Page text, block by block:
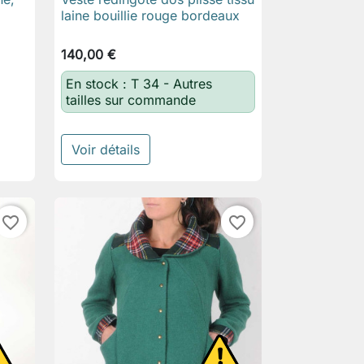
 Aperçu rapide
laine bouillie rouge bordeaux
140,00 €
En stock : T 34 - Autres
tailles sur commande
Voir détails
favorite_border favorite_border